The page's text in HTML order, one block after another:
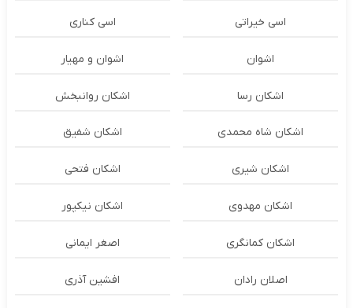
اسی خیراتی اسی کناری
اشوان اشوان و مهیار
اشکان رسا اشکان روانبخش
اشکان شاه محمدی اشکان شفیق
اشکان شیری اشکان فتحی
اشکان مهدوی اشکان نیکپور
اشکان‌ کمانگری اصغر ایمانی
اصلان رادان افشین آذری